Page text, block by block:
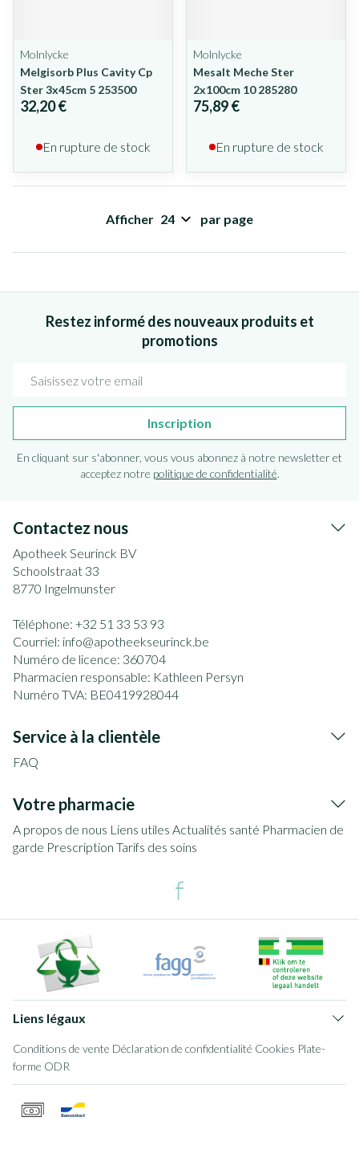
Molnlycke
Melgisorb Plus Cavity Cp
Ster 3x45cm 5 253500
32,20 €
En rupture de stock
Molnlycke
Mesalt Meche Ster
2x100cm 10 285280
75,89 €
En rupture de stock
Afficher par page
Restez informé des nouveaux produits et
promotions
Inscription
En cliquant sur s'abonner, vous vous abonnez à notre newsletter et
acceptez notre politique de confidentialité.
Contactez nous
Apotheek Seurinck BV
Schoolstraat 33
8770 Ingelmunster
Téléphone: +32 51 33 53 93
Courriel: info@apotheekseurinck.be
Numéro de licence: 360704
Pharmacien responsable: Kathleen Persyn
Numéro TVA: BE0419928044
Service à la clientèle
FAQ
Votre pharmacie
A propos de nous Liens utiles Actualités santé Pharmacien de
garde Prescription Tarifs des soins
Liens légaux
Conditions de vente Déclaration de confidentialité Cookies Plate-
forme ODR